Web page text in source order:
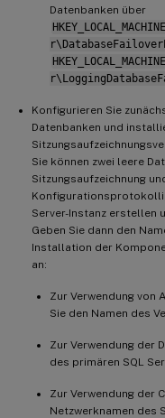
Datenbanken über
Konfigurieren Sie
Datenbanken und
Sie können zwei leere
Sitzungsaufzeichnung
Server-Instanz erstellen
Geben Sie dann den
Installation der
an:
Zur Verwendung von
Sie den Namen des
Zur Verwendung der
des primären SQL
Zur Verwendung der
Netzwerknamen des